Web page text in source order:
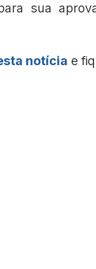
sua
notícia e